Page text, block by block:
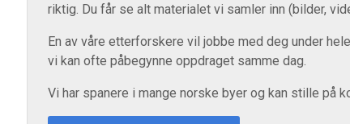
riktig. Du får se alt materialet vi samler inn (bilder,
En av våre etterforskere vil jobbe med deg under
vi kan ofte påbegynne oppdraget samme dag.
Vi har spanere i mange norske byer og kan stille på